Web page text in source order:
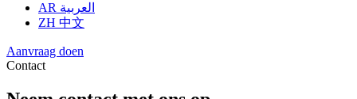
AR العربية
ZH 中文
Aanvraag doen
Contact